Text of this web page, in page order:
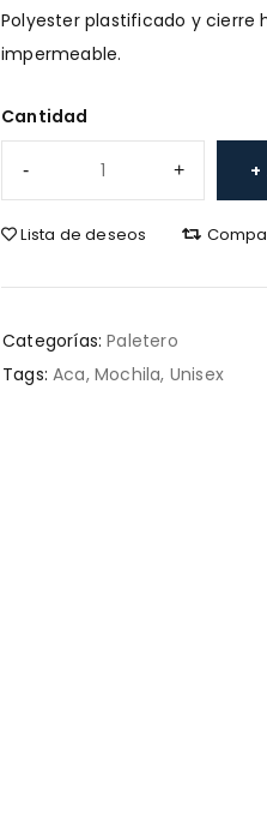
Polyester plastificado y
impermeable.
Cantidad
Lista de deseos
Categorías: Paletero
Tags: Aca,Mochila, Unisex